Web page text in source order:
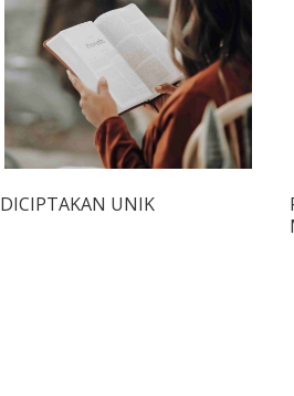
DICIPTAKAN UNIK